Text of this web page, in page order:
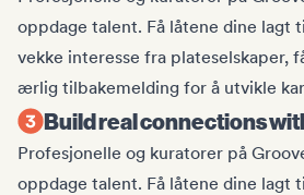
oppdage talent. Få låtene dine lagt
vekke interesse fra plateselskaper,
ærlig tilbakemelding for å utvikle
Build real connections
Profesjonelle og kuratorer på
oppdage talent. Få låtene dine lagt